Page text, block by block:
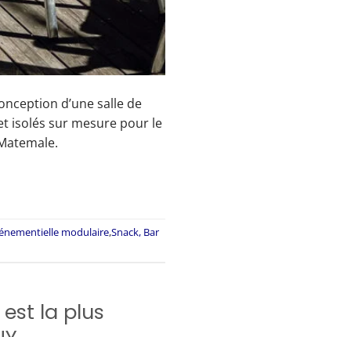
d’une salle de
isolés sur mesure pour le
modulaire,Snack, Bar
la plus